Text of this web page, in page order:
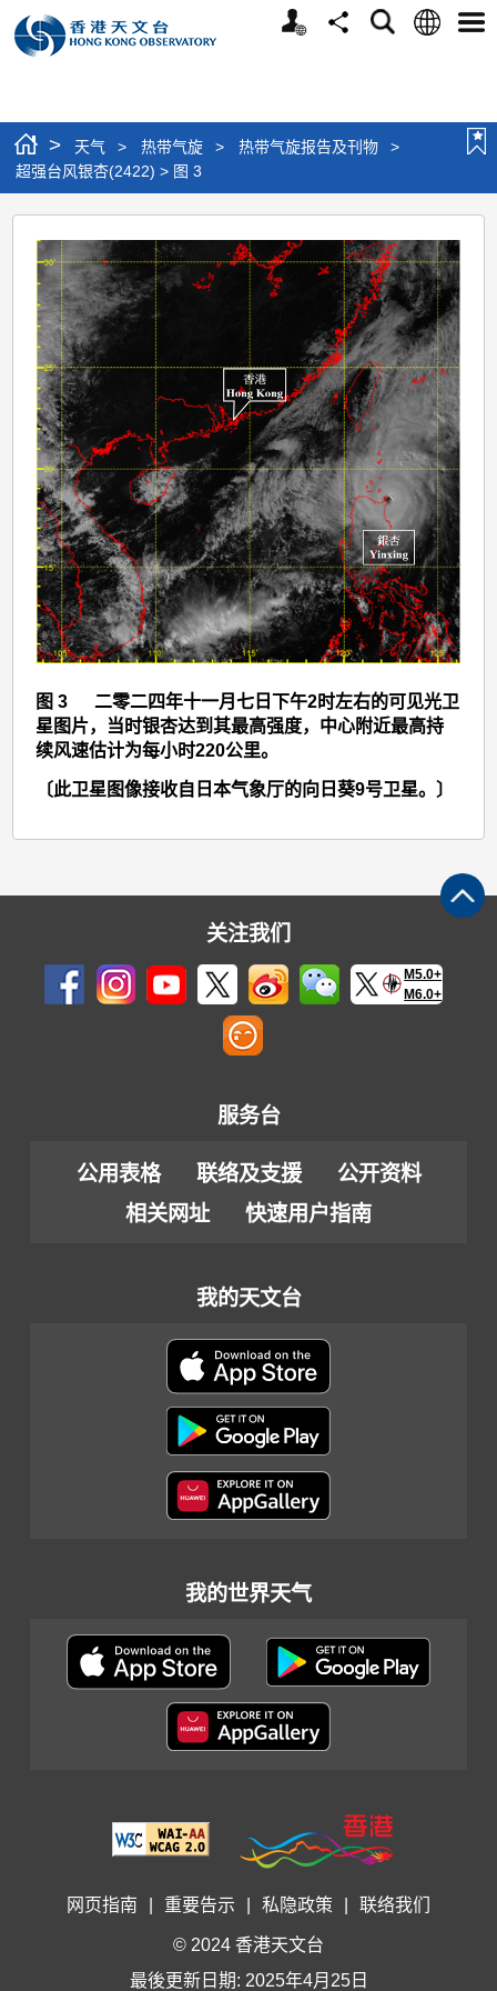
个
分
搜
语
选
> 天气 > 热带气旋 > 热带气旋报告及刊物
>
超强台风银杏(2422) > 图 3
超
强
台
风
银
杏
(2422)
图
图 3 二零二四年十一月七日下午2时左右的可见光卫
星图片，当时银杏达到其最高强度，中心附近最高持
续风速估计为每小时220公里。
〔此卫星图像接收自日本气象厅的向日葵9号卫星。〕
关注我们
M5.0+
M6.0+
服务台
公用表格 联络及支援
公开资料
相关网址
快速用户指南
我的天文台
我的世界天气
网页指南 重要告示 私隐政策 联络我们
© 2024 香港天文台
最後更新日期: 2025年4月25日